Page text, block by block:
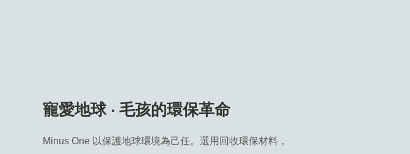
寵愛地球 ‧ 毛孩的環保革命​
Minus One 以保護地球環境為己任。選用回收環保材料，